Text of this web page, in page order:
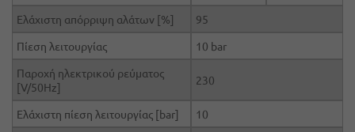
Ελάχιστη απόρριψη αλάτων [%]
95
Πίεση λειτουργίας
10 bar
Παροχή ηλεκτρικού ρεύματος
[V/50Hz]
230
Ελάχιστη πίεση λειτουργίας [bar]
10